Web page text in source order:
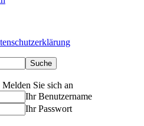
Sie sich an
Ihr Benutzername
Ihr Passwort